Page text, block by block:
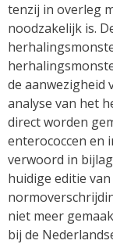
tenzij in overleg
noodzakelijk is.
de aanwezigheid
analyse van het
direct worden
enterococcen en
verwoord in
huidige editie
niet meer
bij de